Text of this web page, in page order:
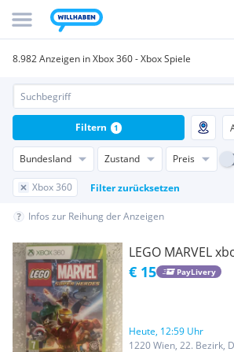
8.982 Anzeigen in Xbox 360 - Xbox Spiele
Bundesland Zustand Preis
Xbox 360 Filter zurücksetzen
Filtern 1
Infos zur Reihung der Anzeigen
LEGO MARVEL
€ 15 PayLivery
Heute, 12:59 Uhr
1220 Wien, 22. Bezirk,